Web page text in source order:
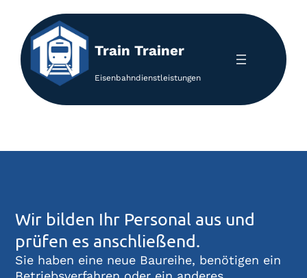
Inhalt
springen
Train Trainer
Eisenbahndienstleistungen
Wir bilden Ihr Personal aus und
prüfen es anschließend.
Sie haben eine neue Baureihe, benötigen ein